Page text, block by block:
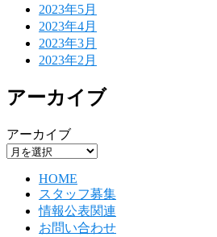
2023年5月
2023年4月
2023年3月
2023年2月
アーカイブ
アーカイブ
HOME
スタッフ募集
情報公表関連
お問い合わせ